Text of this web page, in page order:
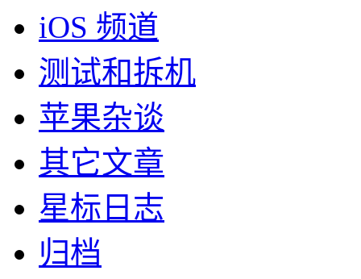
iOS 频道
测试和拆机
苹果杂谈
其它文章
星标日志
归档